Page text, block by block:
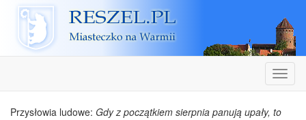
Reszel
Przysłowia ludowe: Gdy z początkiem sierpnia panują upały, to